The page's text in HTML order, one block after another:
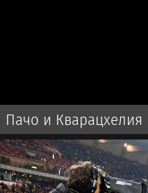
Пачо и